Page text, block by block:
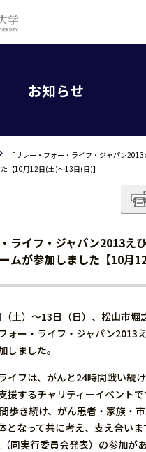
お知らせ
「リレー・フォー・ライフ・ジャパン
【10月12日(土)〜13日(日)】
ライフ・ジャパン2013え
ムが参加しました【10月
土）〜13日（日）、松山市堀
ォー・ライフ・ジャパン2013え
しました。
イフは、がんと24時間戦い続
援するチャリティーイベント
歩き続け、がん患者・家族・
となって共に考え、支え合いま
同実行委員会発表）の参加が